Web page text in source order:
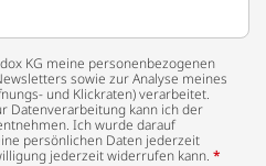
KG meine personenbezogenen
sowie zur Analyse meines
und Klickraten) verarbeitet.
Datenverarbeitung kann ich der
Ich wurde darauf
persönlichen Daten jederzeit
jederzeit widerrufen kann. *